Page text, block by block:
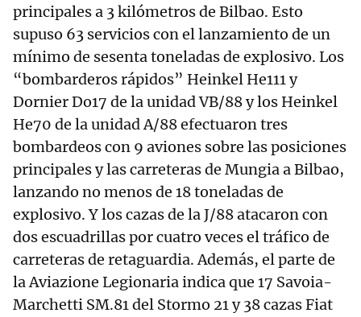
principales a 3 kilómetros de Bilbao. Esto
supuso 63 servicios con el lanzamiento de un
mínimo de sesenta toneladas de explosivo. Los
“bombarderos rápidos” Heinkel He111 y
Dornier Do17 de la unidad VB/88 y los Heinkel
He70 de la unidad A/88 efectuaron tres
bombardeos con 9 aviones sobre las posiciones
principales y las carreteras de Mungia a Bilbao,
lanzando no menos de 18 toneladas de
explosivo. Y los cazas de la J/88 atacaron con
dos escuadrillas por cuatro veces el tráfico de
carreteras de retaguardia. Además, el parte de
la Aviazione Legionaria indica que 17 Savoia-
Marchetti SM.81 del Stormo 21 y 38 cazas Fiat